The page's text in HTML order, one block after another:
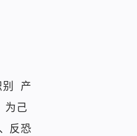
别 产
为己
反恐